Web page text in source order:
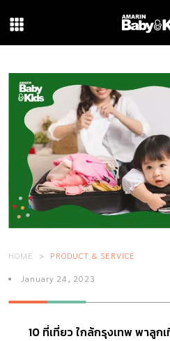
HOME PRODUCT & SERVICE
January 24, 2023
10 ที่เที่ยว ใกล้กรุงเทพ พาลูก